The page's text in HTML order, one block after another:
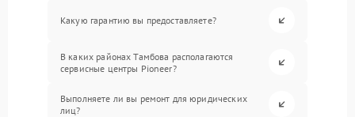
Какую гарантию вы предоставляете?
В каких районах Тамбова располагаются
сервисные центры Pioneer?
Выполняете ли вы ремонт для юридических
лиц?